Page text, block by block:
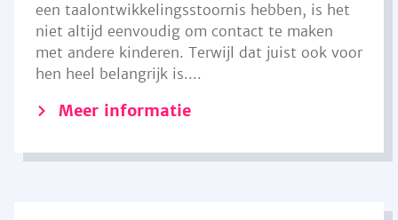
een taalontwikkelingsstoornis hebben, is het
niet altijd eenvoudig om contact te maken
met andere kinderen. Terwijl dat juist ook voor
hen heel belangrijk is....
Meer informatie